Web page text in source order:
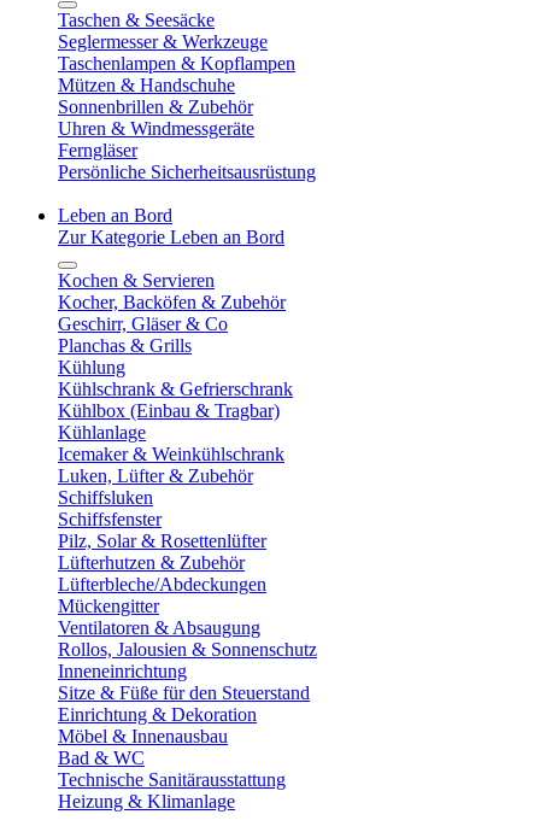
Taschen & Seesäcke
Seglermesser & Werkzeuge
Taschenlampen & Kopflampen
Mützen & Handschuhe
Sonnenbrillen & Zubehör
Uhren & Windmessgeräte
Ferngläser
Persönliche Sicherheitsausrüstung
Leben an Bord
Zur Kategorie Leben an Bord
Kochen & Servieren
Kocher, Backöfen & Zubehör
Geschirr, Gläser & Co
Planchas & Grills
Kühlung
Kühlschrank & Gefrierschrank
Kühlbox (Einbau & Tragbar)
Kühlanlage
Icemaker & Weinkühlschrank
Luken, Lüfter & Zubehör
Schiffsluken
Schiffsfenster
Pilz, Solar & Rosettenlüfter
Lüfterhutzen & Zubehör
Lüfterbleche/Abdeckungen
Mückengitter
Ventilatoren & Absaugung
Rollos, Jalousien & Sonnenschutz
Inneneinrichtung
Sitze & Füße für den Steuerstand
Einrichtung & Dekoration
Möbel & Innenausbau
Bad & WC
Technische Sanitärausstattung
Heizung & Klimanlage